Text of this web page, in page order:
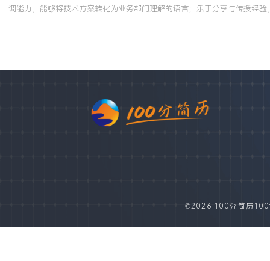
调能力，能够将技术方案转化为业务部门理解的语言；乐于分享与传授经
©2026 100分简历